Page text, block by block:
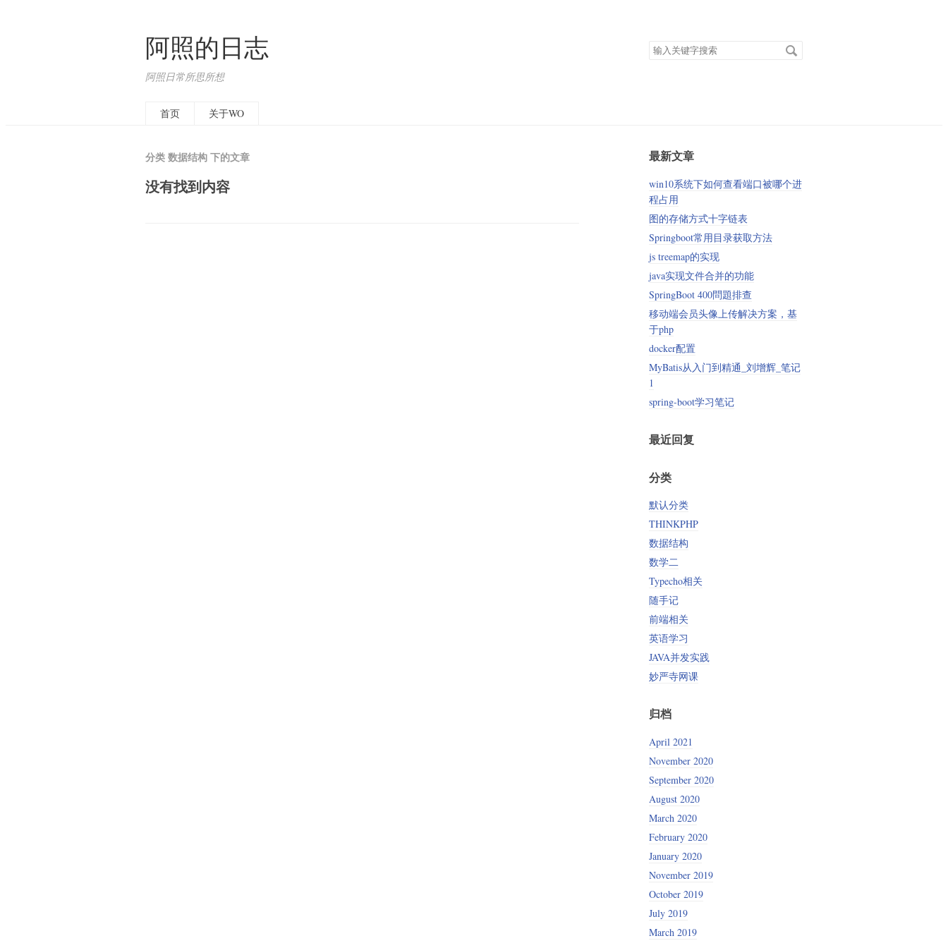
阿照的日志
阿照日常所思所想
搜
首页 关于WO
分类 数据结构 下的文章
没有找到内容
最新文章
win10系统下如何查看端口被哪个进
程占用
图的存储方式十字链表
Springboot常用目录获取方法
js treemap的实现
java实现文件合并的功能
SpringBoot 400問題排查
移动端会员头像上传解决方案，基
于php
docker配置
MyBatis从入门到精通_刘增辉_笔记
1
spring-boot学习笔记
最近回复
分类
默认分类
THINKPHP
数据结构
数学二
Typecho相关
随手记
前端相关
英语学习
JAVA并发实践
妙严寺网课
归档
April 2021
November 2020
September 2020
August 2020
March 2020
February 2020
January 2020
November 2019
October 2019
July 2019
March 2019